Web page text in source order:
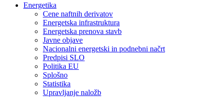
Energetika
Cene naftnih derivatov
Energetska infrastruktura
Energetska prenova stavb
Javne objave
Nacionalni energetski in podnebni načrt
Predpisi SLO
Politika EU
Splošno
Statistika
Upravljanje naložb